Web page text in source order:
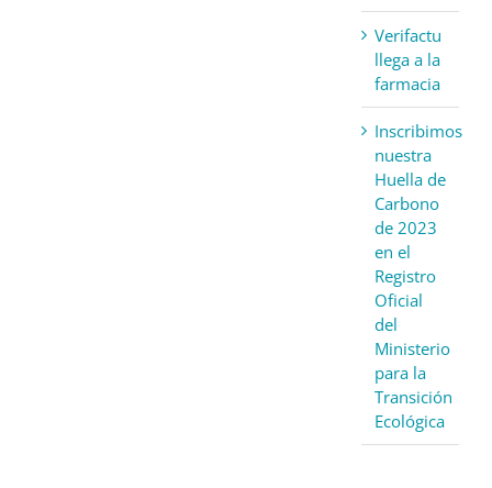
Verifactu
llega a la
farmacia
Inscribimos
nuestra
Huella de
Carbono
de 2023
en el
Registro
Oficial
del
Ministerio
para la
Transición
Ecológica